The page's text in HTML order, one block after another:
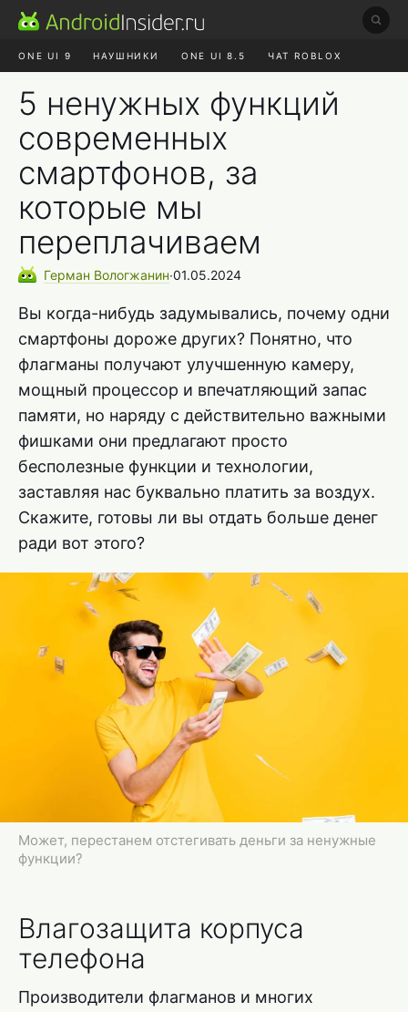
ONE UI 9 НАУШНИКИ ONE UI 8.5 ЧАТ ROBLOX
5 ненужных функций
современных
смартфонов, за
которые мы
переплачиваем
Герман Вологжанин∙01.05.2024
Вы когда-нибудь задумывались, почему одни
смартфоны дороже других? Понятно, что
флагманы получают улучшенную камеру,
мощный процессор и впечатляющий запас
памяти, но наряду с действительно важными
фишками они предлагают просто
бесполезные функции и технологии,
заставляя нас буквально платить за воздух.
Скажите, готовы ли вы отдать больше денег
ради вот этого?
Может, перестанем отстегивать деньги за ненужные
функции?
Влагозащита корпуса
телефона
Производители флагманов и многих